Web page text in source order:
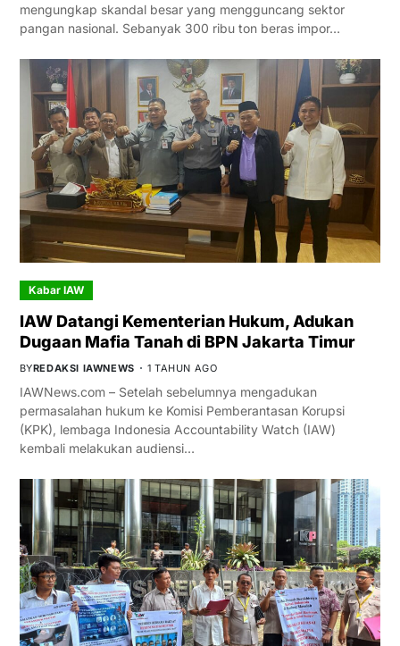
mengungkap skandal besar yang mengguncang sektor
pangan nasional. Sebanyak 300 ribu ton beras impor…
Kabar IAW
IAW Datangi Kementerian Hukum, Adukan
Dugaan Mafia Tanah di BPN Jakarta Timur
BYREDAKSI IAWNEWS 1 TAHUN AGO
IAWNews.com – Setelah sebelumnya mengadukan
permasalahan hukum ke Komisi Pemberantasan Korupsi
(KPK), lembaga Indonesia Accountability Watch (IAW)
kembali melakukan audiensi…